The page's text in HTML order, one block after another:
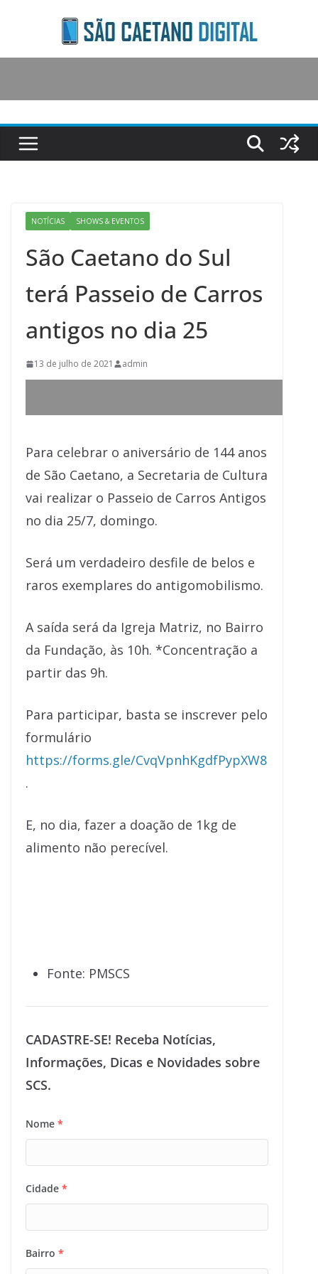
content
NOTÍCIAS SHOWS & EVENTOS
São Caetano do Sul
terá Passeio de Carros
antigos no dia 25
13 de julho de 2021 admin
Para celebrar o aniversário de 144 anos
de São Caetano, a Secretaria de Cultura
vai realizar o Passeio de Carros Antigos
no dia 25/7, domingo.
Será um verdadeiro desfile de belos e
raros exemplares do antigomobilismo.
A saída será da Igreja Matriz, no Bairro
da Fundação, às 10h. *Concentração a
partir das 9h.
Para participar, basta se inscrever pelo
formulário
https://forms.gle/CvqVpnhKgdfPypXW8
.
E, no dia, fazer a doação de 1kg de
alimento não perecível.
Fonte: PMSCS
CADASTRE-SE! Receba Notícias,
Informações, Dicas e Novidades sobre
SCS.
Nome *
Cidade *
Bairro *